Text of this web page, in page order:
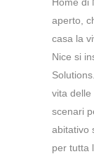
aperto,
casa la
Nice si
vita
scenari
abitativo
per tutta